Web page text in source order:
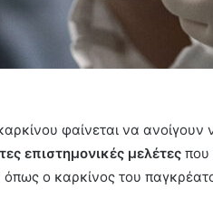
φαίνεται να
επιστημονικές μελέτες που
όπως ο καρκίνος του